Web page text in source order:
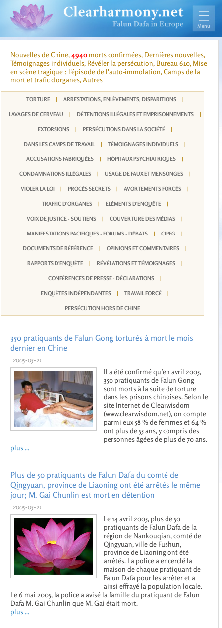
Nouvelles de Chine,4940morts confirmées, Dernières nouvelles,
Témoignages individuels, Révéler la persécution, Bureau 610, Mise
en scène tragique : l'épisode de l'auto-immolation, Camps de la
mort et trafic d'organes, Autres
TORTURE | ARRESTATIONS, ENLÈVEMENTS, DISPARITIONS |
LAVAGES DE CERVEAU | DÉTENTIONS ILLÉGALES ET EMPRISONNEMENTS |
EXTORSIONS | PERSÉCUTIONS DANS LA SOCIÉTÉ |
DANS LES CAMPS DE TRAVAIL | TÉMOIGNAGES INDIVIDUELS |
ACCUSATIONS FABRIQUÉES | HÔPITAUX PSYCHIATRIQUES |
CONDAMNATIONS ILLÉGALES | USAGE DE FAUX ET MENSONGES |
VIOLER LA LOI | PROCÈS SECRETS | AVORTEMENTS FORCÉS |
TRAFFIC D'ORGANES | ELÉMENTS D'ENQUÊTE |
VOIX DE JUSTICE - SOUTIENS | COUVERTURE DES MÉDIAS |
MANIFESTATIONS PACIFIQUES - FORUMS - DÉBATS | CIPFG |
DOCUMENTS DE RÉFÉRENCE | OPINIONS ET COMMENTAIRES |
RAPPORTS D'ENQUÊTE | RÉVÉLATIONS ET TÉMOIGNAGES |
CONFÉRENCES DE PRESSE - DÉCLARATIONS |
ENQUÊTES INDÉPENDANTES | TRAVAIL FORCÉ |
PERSÉCUTION HORS DE CHINE
350 pratiquants de Falun Gong torturés à mort le mois
dernier en Chine
2005-05-21
Il a été confirmé qu’en avril 2005,
350 pratiquants de Falun Gong
sont morts à la suite de torture
dans les prisons chinoises. Selon le
site Internet de Clearwisdom
(www.clearwisdom.net), on compte
parmi eux 58 % de femmes et 64 %
ont plus de 55 ans, y compris des
personnes âgées de plus de 70 ans.
plus ...
Plus de 50 pratiquants de Falun Dafa du comté de
Qingyuan, province de Liaoning ont été arrêtés le même
jour; M. Gai Chunlin est mort en détention
2005-05-21
Le 14 avril 2005, plus de 50
pratiquants de Falun Dafa de la
région de Nankouqian, comté de
Qingyuan, ville de Fushun,
province de Liaoning ont été
arrêtés. La police a encerclé la
maison de chaque pratiquant de
Falun Dafa pour les arrêter et a
ainsi effrayé la population locale.
Le 6 mai 2005, la police a avisé la famille du pratiquant de Falun
Dafa M. Gai Chunlin que M. Gai était mort.
plus ...